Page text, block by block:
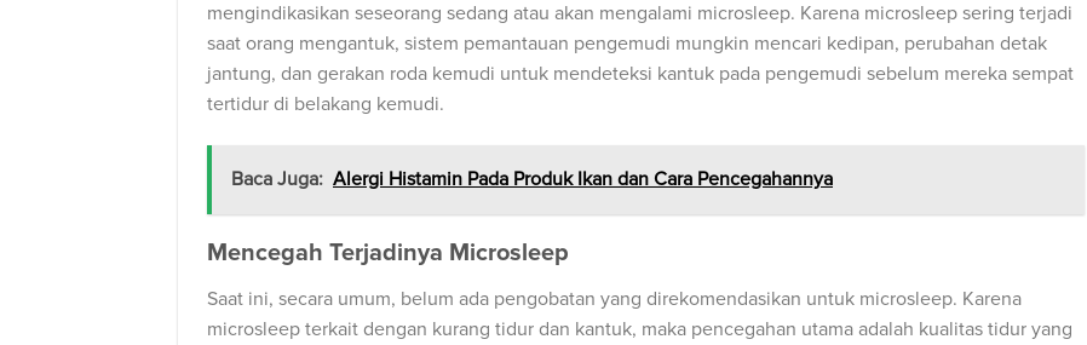
mengindikasikan seseorang sedang atau akan mengalami microsleep. Karena microsleep sering terjadi
saat orang mengantuk, sistem pemantauan pengemudi mungkin mencari kedipan, perubahan detak
jantung, dan gerakan roda kemudi untuk mendeteksi kantuk pada pengemudi sebelum mereka sempat
tertidur di belakang kemudi.
Baca Juga: Alergi Histamin Pada Produk Ikan dan Cara Pencegahannya
Mencegah Terjadinya Microsleep
Saat ini, secara umum, belum ada pengobatan yang direkomendasikan untuk microsleep. Karena
microsleep terkait dengan kurang tidur dan kantuk, maka pencegahan utama adalah kualitas tidur yang